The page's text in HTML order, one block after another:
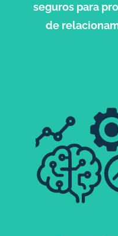
seguros para
de